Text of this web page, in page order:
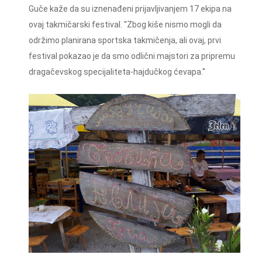
Guče kaže da su iznenađeni prijavljivanjem 17 ekipa na
ovaj takmičarski festival. ''Zbog kiše nismo mogli da
održimo planirana sportska takmičenja, ali ovaj, prvi
festival pokazao je da smo odlični majstori za pripremu
dragačevskog specijaliteta-hajdučkog ćevapa.''